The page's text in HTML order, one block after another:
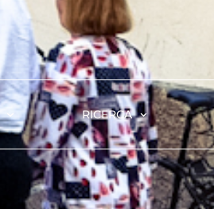
RICERCA